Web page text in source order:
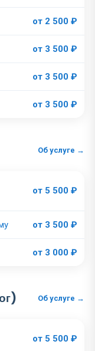
от 2 500 ₽
от 3 500 ₽
от 3 500 ₽
от 3 500 ₽
Об услуге →
от 5 500 ₽
от 3 500 ₽
от 3 000 ₽
Об услуге →
от 5 500 ₽